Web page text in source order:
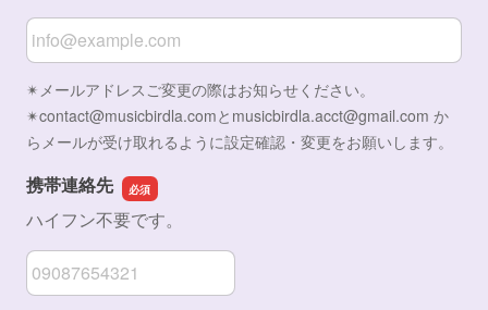
メールアドレス
✴︎メールアドレスご変更の際はお知らせください。
✴︎contact@musicbirdla.comとmusicbirdla.acct@gmail.com か
らメールが受け取れるように設定確認・変更をお願いします。
携帯連絡先
ハイフン不要です。
携帯連絡先